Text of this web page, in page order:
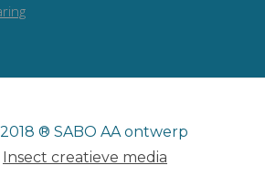
® SABO AA ontwerp
Insect creatieve media